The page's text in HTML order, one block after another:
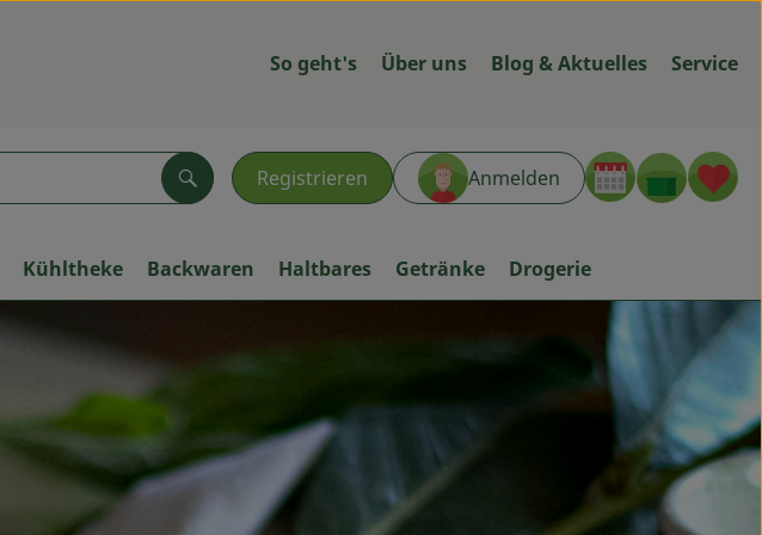
So geht's Über uns Blog & Aktuelles Service
Registrieren Anmelden
Suchen
Kühltheke Backwaren Haltbares Getränke Drogerie